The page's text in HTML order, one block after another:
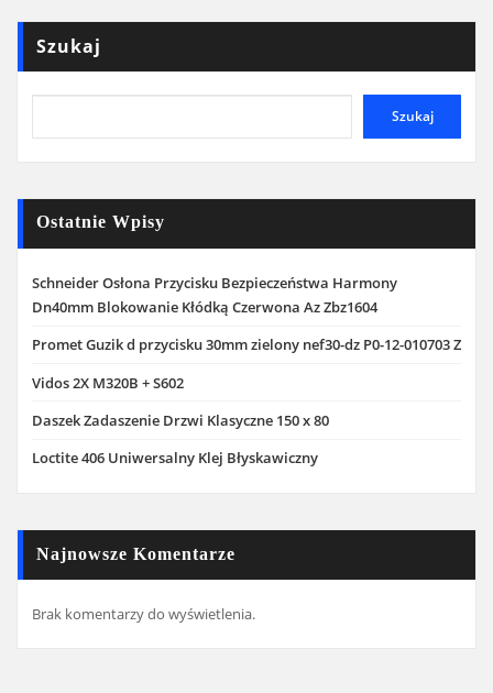
Szukaj
Szukaj
Ostatnie Wpisy
Schneider Osłona Przycisku Bezpieczeństwa Harmony
Dn40mm Blokowanie Kłódką Czerwona Az Zbz1604
Promet Guzik d przycisku 30mm zielony nef30-dz P0-12-010703 Z
Vidos 2X M320B + S602
Daszek Zadaszenie Drzwi Klasyczne 150 x 80
Loctite 406 Uniwersalny Klej Błyskawiczny
Najnowsze Komentarze
Brak komentarzy do wyświetlenia.